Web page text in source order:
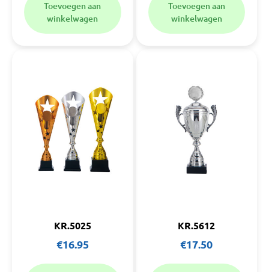
Toevoegen aan
winkelwagen
Toevoegen aan
winkelwagen
KR.5025
€16.95
KR.5612
€17.50